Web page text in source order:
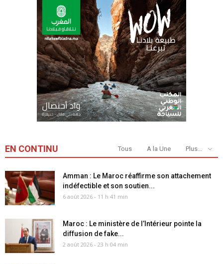
EN CONTINU Tous A la Une Plus...
Amman : Le Maroc réaffirme son attachement
indéfectible et son soutien...
6 août 2026 - 11 h 41 min
Maroc : Le ministère de l’Intérieur pointe la
diffusion de fake...
2 août 2026 - 23 h 04 min